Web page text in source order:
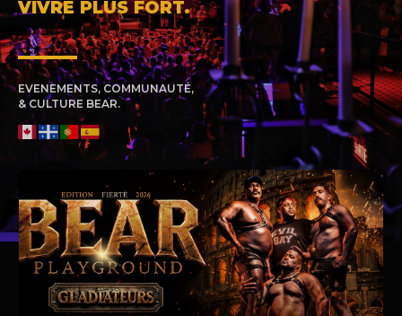
VIVRE PLUS FORT.
EVENEMENTS, COMMUNAUTÉ,
& CULTURE BEAR.